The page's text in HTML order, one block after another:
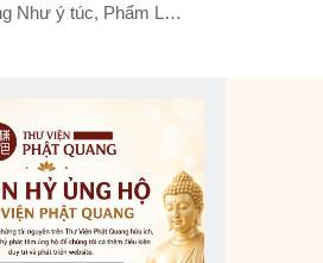
Như ý túc, Phẩm Lầu